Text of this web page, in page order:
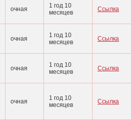
очная
1 год 10
месяцев
Ссылка
очная
1 год 10
месяцев
Ссылка
очная
1 год 10
месяцев
Ссылка
очная
1 год 10
месяцев
Ссылка